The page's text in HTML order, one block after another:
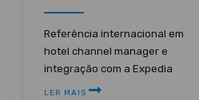
Referência internacional em
hotel channel manager e
integração com a Expedia
LER MAIS